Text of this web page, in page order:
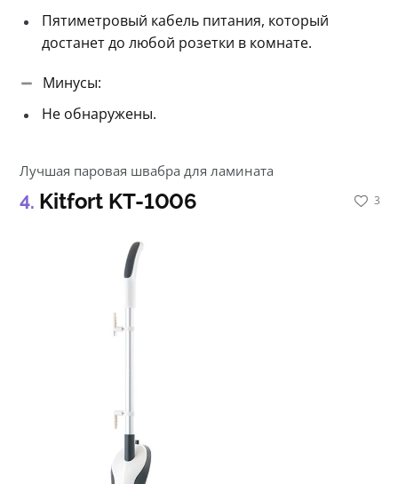
Пятиметровый кабель питания, который
достанет до любой розетки в комнате.
Минусы:
Не обнаружены.
3
Лучшая паровая швабра для ламината
Kitfort KT-1006